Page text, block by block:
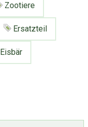
Zootiere
Ersatzteil
Eisbär